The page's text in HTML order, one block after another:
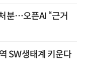
분…오픈AI “근거
SW생태계 키운다